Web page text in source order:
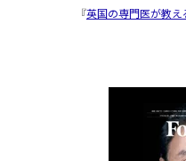
『英国の専門医が教